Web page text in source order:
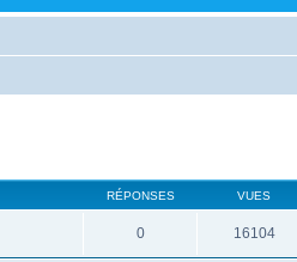
RÉPONSES VUES
0 16104